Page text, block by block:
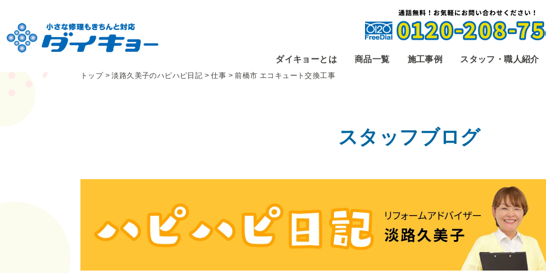
ダイキョーとは 商品一覧 施工事例 スタッフ・職人紹介
トップ>淡路久美子のハピハピ日記 >仕事 >前橋市 エコキュート交換工事
スタッフブログ